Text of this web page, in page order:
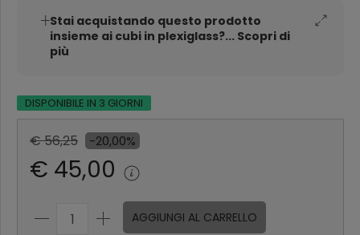
Stai acquistando questo prodotto
insieme ai cubi in plexiglass?... Scopri di
più
DISPONIBILE IN 3 GIORNI
€ 56,25 -20,00%
€ 45,00
AGGIUNGI AL CARRELLO